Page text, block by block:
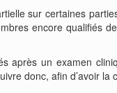
sur certaines
encore qualifiés
après un examen
donc, afin d’avoir